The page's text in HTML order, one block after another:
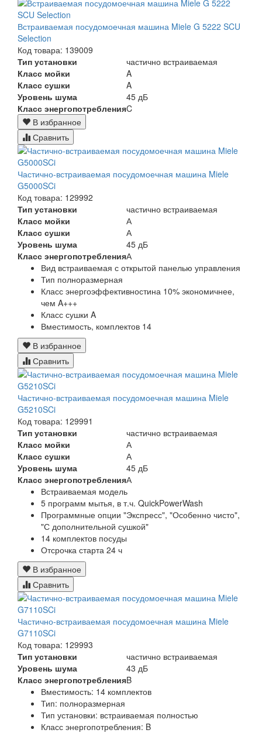
Встраиваемая посудомоечная машина Miele G 5222 SCU
Selection
Код товара: 139009
Тип установки
частично встраиваемая
Класс мойки
A
Класс сушки
A
Уровень шума
45 дБ
Класс энергопотребленияC
В избранное
Сравнить
Частично-встраиваемая посудомоечная машина Miele
G5000SCi
Код товара: 129992
Тип установки
частично встраиваемая
Класс мойки
А
Класс сушки
А
Уровень шума
45 дБ
Класс энергопотребленияА
Вид встраиваемая с открытой панелью управления
Тип полноразмерная
Класс энергоэффективностина 10% экономичнее,
чем A+++
Класс сушки A
Вместимость, комплектов 14
В избранное
Сравнить
Частично-встраиваемая посудомоечная машина Miele
G5210SCi
Код товара: 129991
Тип установки
частично встраиваемая
Класс мойки
А
Класс сушки
А
Уровень шума
45 дБ
Класс энергопотребленияА
Встраиваемая модель
5 программ мытья, в т.ч. QuickPowerWash
Программные опции "Экспресс", "Особенно чисто",
"С дополнительной сушкой"
14 комплектов посуды
Отсрочка старта 24 ч
В избранное
Сравнить
Частично-встраиваемая посудомоечная машина Miele
G7110SCi
Код товара: 129993
Тип установки
частично встраиваемая
Уровень шума
43 дБ
Класс энергопотребленияB
Вместимость: 14 комплектов
Тип: полноразмерная
Тип установки: встраиваемая полностью
Класс энергопотребления: B